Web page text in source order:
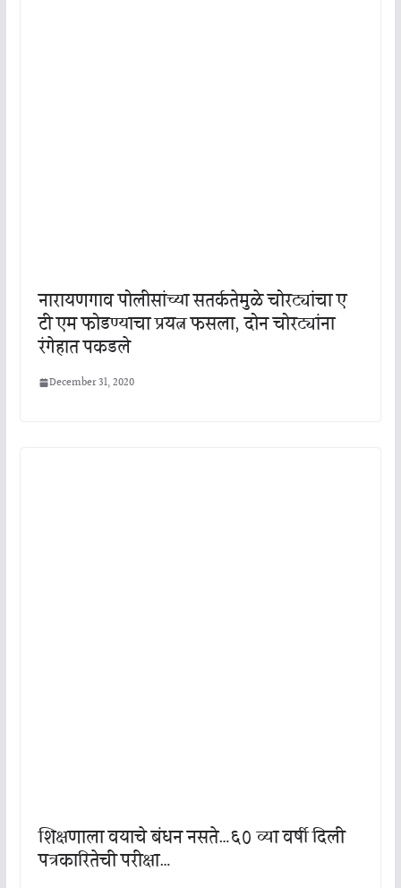
नारायणगाव पोलीसांच्या सतर्कतेमुळे चोरट्यांचा ए
टी एम फोडण्याचा प्रयत्न फसला, दोन चोरट्यांना
रंगेहात पकडले
December 31, 2020
शिक्षणाला वयाचे बंधन नसते…६० व्या वर्षी दिली
पत्रकारितेची परीक्षा…